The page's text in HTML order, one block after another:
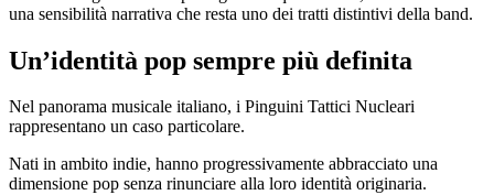
una sensibilità narrativa che resta uno dei tratti distintivi della band.
Un’identità pop sempre più definita
Nel panorama musicale italiano, i Pinguini Tattici Nucleari
rappresentano un caso particolare.
Nati in ambito indie, hanno progressivamente abbracciato una
dimensione pop senza rinunciare alla loro identità originaria.